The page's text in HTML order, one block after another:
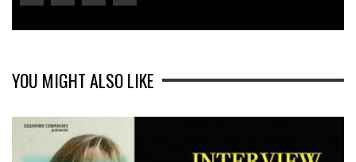
YOU MIGHT ALSO LIKE